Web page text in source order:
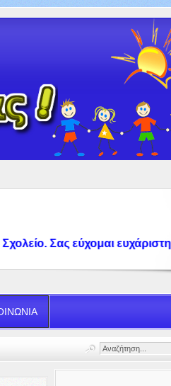
Σας εύχομαι ευχάριστη